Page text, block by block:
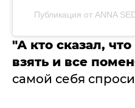
Публикация от ANNA
"А кто сказал,
взять и все
самой себя